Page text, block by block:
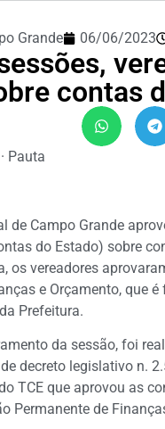
Grande 06/06/2023
contas
Pauta
de Campo Grande
do Estado) sobre
os vereadores
e Orçamento, que
Prefeitura.
da sessão, foi
decreto legislativo n.
TCE que aprovou as
Permanente de